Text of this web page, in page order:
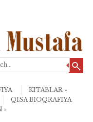
KITABLAR
QISA BIOQRAFIYA